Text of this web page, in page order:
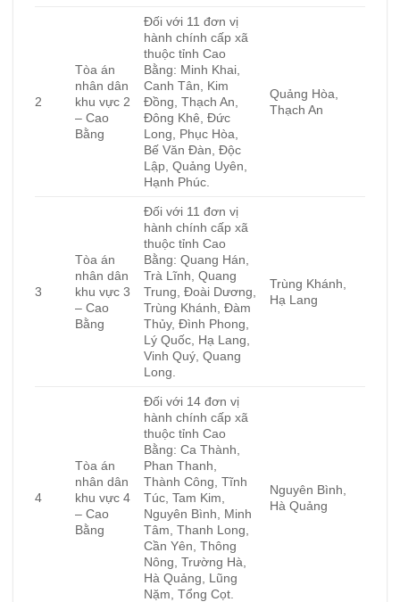
2
Tòa án
nhân dân
khu vực 2
– Cao
Bằng
Đối với 11 đơn vị
hành chính cấp xã
thuộc tỉnh Cao
Bằng: Minh Khai,
Canh Tân, Kim
Đồng, Thạch An,
Đông Khê, Đức
Long, Phục Hòa,
Bế Văn Đàn, Độc
Lập, Quảng Uyên,
Hạnh Phúc.
Quảng Hòa,
Thạch An
3
Tòa án
nhân dân
khu vực 3
– Cao
Bằng
Đối với 11 đơn vị
hành chính cấp xã
thuộc tỉnh Cao
Bằng: Quang Hán,
Trà Lĩnh, Quang
Trung, Đoài Dương,
Trùng Khánh, Đàm
Thủy, Đình Phong,
Lý Quốc, Hạ Lang,
Vinh Quý, Quang
Long.
Trùng Khánh,
Hạ Lang
4
Tòa án
nhân dân
khu vực 4
– Cao
Bằng
Đối với 14 đơn vị
hành chính cấp xã
thuộc tỉnh Cao
Bằng: Ca Thành,
Phan Thanh,
Thành Công, Tĩnh
Túc, Tam Kim,
Nguyên Bình, Minh
Tâm, Thanh Long,
Cần Yên, Thông
Nông, Trường Hà,
Hà Quảng, Lũng
Nặm, Tổng Cọt.
Nguyên Bình,
Hà Quảng